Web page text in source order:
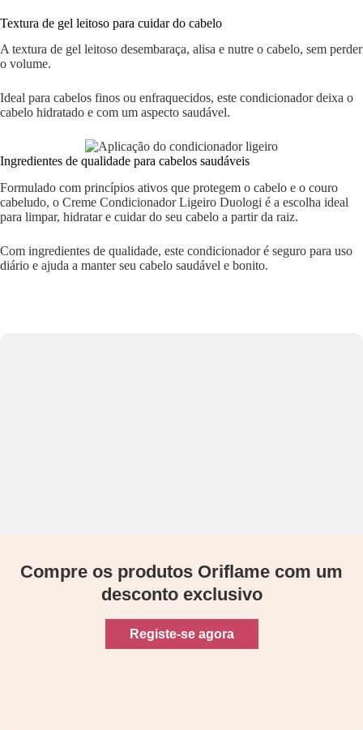
Textura de gel leitoso para cuidar do cabelo
A textura de gel leitoso desembaraça, alisa e nutre o cabelo, sem perder
o volume.
Ideal para cabelos finos ou enfraquecidos, este condicionador deixa o
cabelo hidratado e com um aspecto saudável.
Ingredientes de qualidade para cabelos saudáveis
Formulado com princípios ativos que protegem o cabelo e o couro
cabeludo, o Creme Condicionador Ligeiro Duologi é a escolha ideal
para limpar, hidratar e cuidar do seu cabelo a partir da raiz.
Com ingredientes de qualidade, este condicionador é seguro para uso
diário e ajuda a manter seu cabelo saudável e bonito.
Compre os produtos Oriflame com um
desconto exclusivo
Registe-se agora